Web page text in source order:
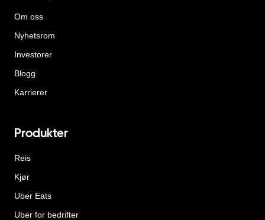
Om oss
Nyhetsrom
Investorer
Blogg
Karrierer
Produkter
Reis
Kjør
Uber Eats
Uber for bedrifter